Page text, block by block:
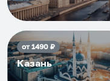
от1490₽
Казань